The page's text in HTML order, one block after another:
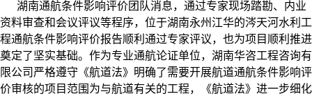
湖南通航条件影响评价团队消息，通过专家现场踏勘、内业
资料审查和会议评议等程序，位于湖南永州江华的涔天河水利工
程通航条件影响评价报告顺利通过专家评议，也为项目顺利推进
奠定了坚实基础。作为专业通航论证单位，湖南华咨工程咨询有
限公司严格遵守《航道法》明确了需要开展航道通航条件影响评
价审核的项目范围为与航道有关的工程，《航道法》进一步细化